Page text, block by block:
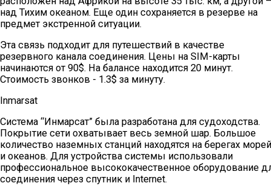
над Тихим океаном. Еще один сохраняется в резерве на
предмет экстренной ситуации.
Эта связь подходит для путешествий в качестве
резервного канала соединения. Цены на SIM-карты
начинаются от 90$. На балансе находится 20 минут.
Стоимость звонков - 1.3$ за минуту.
Inmarsat
Система “Инмарсат” была разработана для судоходства.
Покрытие сети охватывает весь земной шар. Большое
количество наземных станций находятся на берегах морей
и океанов. Для устройства системы использовали
профессиональное высококачественное оборудование
соединения через спутник и Internet.